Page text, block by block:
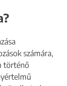
számára,
történő